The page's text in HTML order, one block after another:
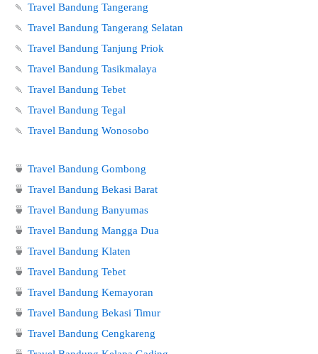
🍡 Travel Bandung Tangerang
🍡 Travel Bandung Tangerang Selatan
🍡 Travel Bandung Tanjung Priok
🍡 Travel Bandung Tasikmalaya
🍡 Travel Bandung Tebet
🍡 Travel Bandung Tegal
🍡 Travel Bandung Wonosobo
🍵 Travel Bandung Gombong
🍵 Travel Bandung Bekasi Barat
🍵 Travel Bandung Banyumas
🍵 Travel Bandung Mangga Dua
🍵 Travel Bandung Klaten
🍵 Travel Bandung Tebet
🍵 Travel Bandung Kemayoran
🍵 Travel Bandung Bekasi Timur
🍵 Travel Bandung Cengkareng